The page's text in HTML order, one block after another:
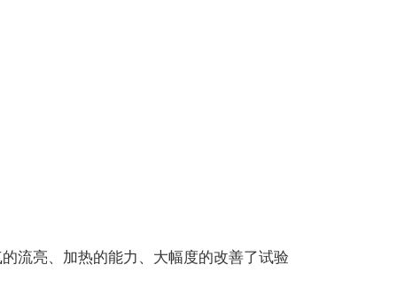
流亮、加热的能力、大幅度的改善了试验